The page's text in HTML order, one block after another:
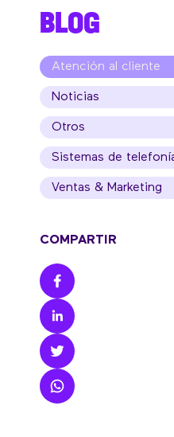
BLOG
Atención al cliente
Noticias
Otros
Sistemas de
Ventas & Marketing
COMPARTIR